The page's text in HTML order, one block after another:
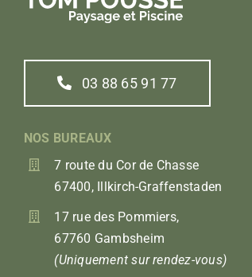
03 88 65 91 77
NOS BUREAUX
7 route du Cor de Chasse
67400, Illkirch-Graffenstaden
17 rue des Pommiers,
67760 Gambsheim
(Uniquement sur rendez-vous)